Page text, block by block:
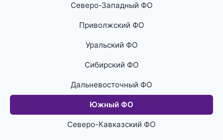
Северо-Западный ФО
Приволжский ФО
Уральский ФО
Сибирский ФО
Дальневосточный ФО
Южный ФО
Северо-Кавказский ФО